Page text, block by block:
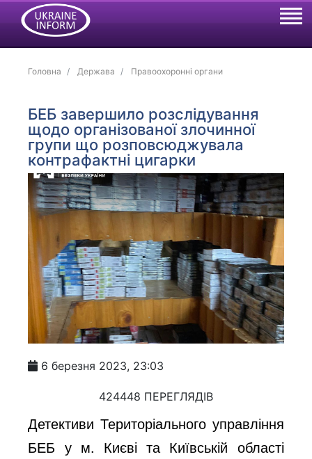
Головна Держава Правоохоронні органи
БЕБ завершило розслідування
щодо організованої злочинної
групи що розповсюджувала
контрафактні цигарки
6 березня 2023, 23:03
424448 ПЕРЕГЛЯДІВ
Детективи Територіального управління
БЕБ у м. Києві та Київській області